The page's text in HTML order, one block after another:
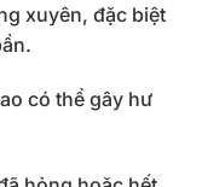
xuyên, đặc biệt
có thể gây hư